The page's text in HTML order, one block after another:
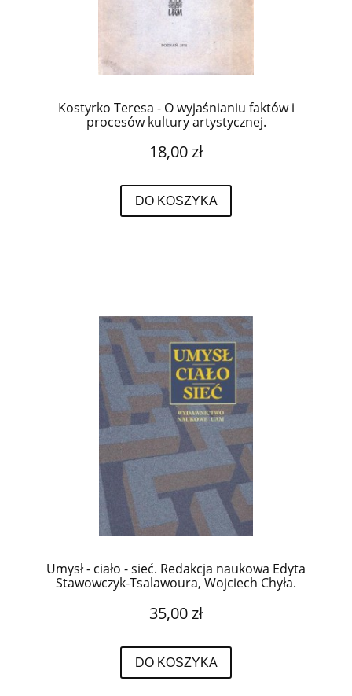
Kostyrko Teresa - O wyjaśnianiu faktów i
procesów kultury artystycznej.
18,00 zł
DO KOSZYKA
Umysł - ciało - sieć. Redakcja naukowa Edyta
Stawowczyk-Tsalawoura, Wojciech Chyła.
35,00 zł
DO KOSZYKA